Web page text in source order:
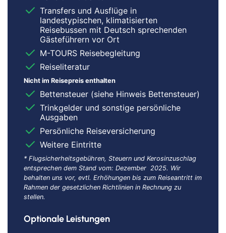
Transfers und Ausflüge in
landestypischen, klimatisierten
Reisebussen mit Deutsch sprechenden
Gästeführern vor Ort
M-TOURS Reisebegleitung
Reiseliteratur
Nicht im Reisepreis enthalten
Bettensteuer (siehe Hinweis Bettensteuer)
Trinkgelder und sonstige persönliche
Ausgaben
Persönliche Reiseversicherung
Weitere Eintritte
* Flugsicherheitsgebühren, Steuern und Kerosinzuschlag
entsprechen dem Stand vom: Dezember 2025. Wir
behalten uns vor, evtl. Erhöhungen bis zum Reiseantritt im
Rahmen der gesetzlichen Richtlinien in Rechnung zu
stellen.
Optionale Leistungen